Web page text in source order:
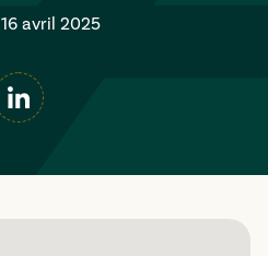
16 avril 2025